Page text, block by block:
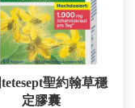
聖約翰草穩
定膠囊